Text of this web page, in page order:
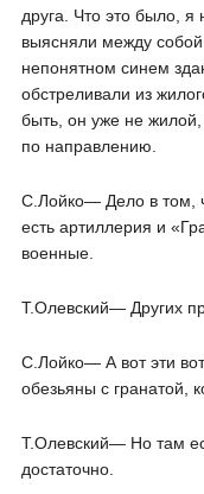
друга. Что это было,
выясняли между
непонятном синем
обстреливали из
быть, он уже не
по направлению.
С.Лойко― Дело в том,
есть артиллерия и
военные.
Т.Олевский― Других
С.Лойко― А вот эти
обезьяны с гранатой,
Т.Олевский― Но там
достаточно.